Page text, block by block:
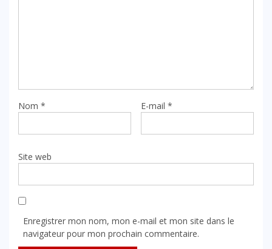
Nom * E-mail *
Site web
Enregistrer mon nom, mon e-mail et mon site dans le
navigateur pour mon prochain commentaire.